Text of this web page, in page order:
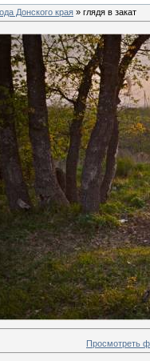
Донского края » глядя в закат
Просмотреть